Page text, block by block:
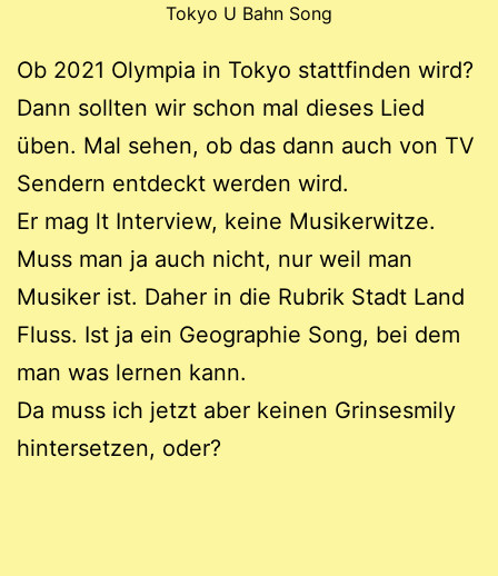
Tokyo U Bahn Song
Ob 2021 Olympia in Tokyo stattfinden wird?
Dann sollten wir schon mal dieses Lied
üben. Mal sehen, ob das dann auch von TV
Sendern entdeckt werden wird.
Er mag lt Interview, keine Musikerwitze.
Muss man ja auch nicht, nur weil man
Musiker ist. Daher in die Rubrik Stadt Land
Fluss. Ist ja ein Geographie Song, bei dem
man was lernen kann.
Da muss ich jetzt aber keinen Grinsesmily
hintersetzen, oder?